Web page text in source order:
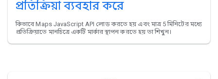
প্রতিক্রিয়া ব্যবহার করে
কিভাবে Maps JavaScript API লোড করতে হয় এবং মাত্র 5 মিনিটের মধ্যে
প্রতিক্রিয়াতে মানচিত্রে একটি মার্কার স্থাপন করতে হয় তা শিখুন।